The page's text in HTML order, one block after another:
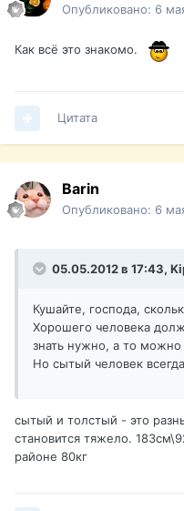
Опубликовано: 6
Как всё это знакомо.
Цитата
Barin
Опубликовано: 6
05.05.2012 в 17:43,
Кушайте, господа,
Хорошего человека
знать нужно, а то
Но сытый человек
сытый и толстый - это
становится тяжело.
районе 80кг